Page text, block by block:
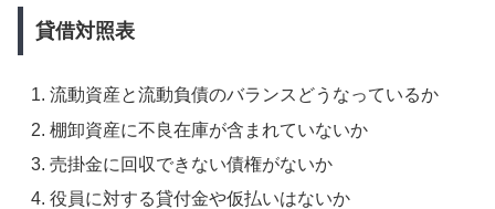
貸借対照表
流動資産と流動負債のバランスどうなっているか
棚卸資産に不良在庫が含まれていないか
売掛金に回収できない債権がないか
役員に対する貸付金や仮払いはないか